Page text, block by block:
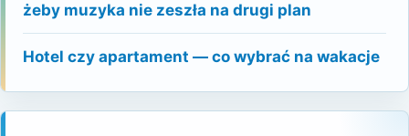
żeby muzyka nie zeszła na drugi plan
Hotel czy apartament — co wybrać na wakacje